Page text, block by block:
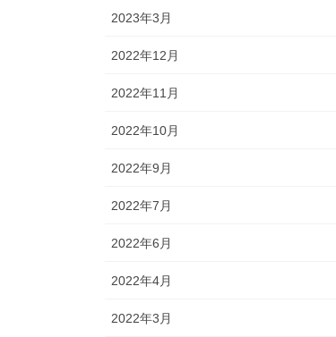
2023年3月
2022年12月
2022年11月
2022年10月
2022年9月
2022年7月
2022年6月
2022年4月
2022年3月